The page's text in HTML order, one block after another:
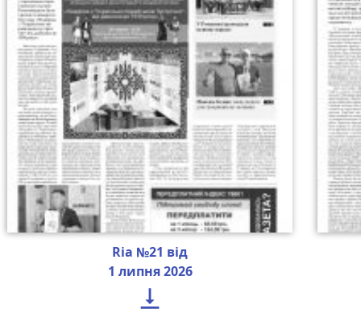
Ria №21 від
1 липня 2026
